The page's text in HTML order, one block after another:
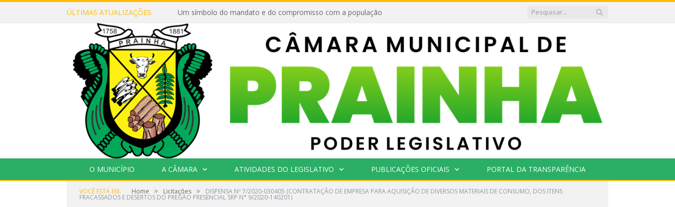
ÚLTIMAS ATUALIZAÇÕES: Um símbolo do mandato e do compromisso com a população
O MUNICÍPIO A CÂMARA ATIVIDADES DO LEGISLATIVO PUBLICAÇÕES OFICIAIS PORTAL DA TRANSPARÊNCIA
VOCÊ ESTÁ EM: Home » Licitações » DISPENSA Nº 7/2020-030405 (CONTRATAÇÃO DE EMPRESA PARA AQUISIÇÃO DE DIVERSOS MATERIAIS DE CONSUMO, DOS ITENS
FRACASSADOS E DESERTOS DO PREGÃO PRESENCIAL SRP N° 9/2020-140201)